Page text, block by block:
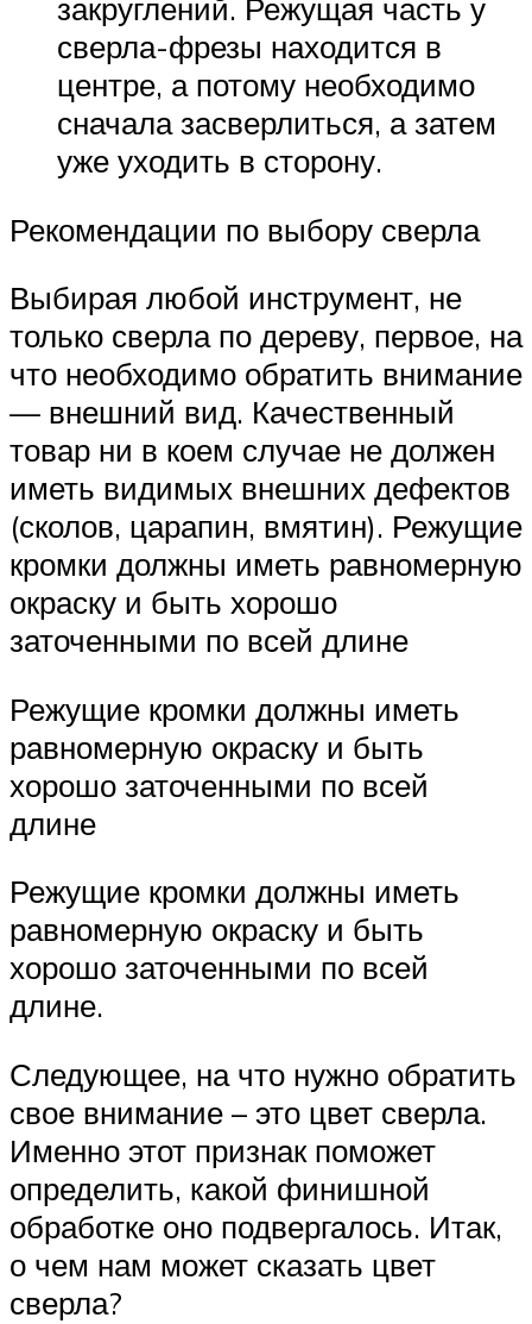
закруглений. Режущая часть у
сверла-фрезы находится в
центре, а потому необходимо
сначала засверлиться, а затем
уже уходить в сторону.
Рекомендации по выбору сверла
Выбирая любой инструмент, не
только сверла по дереву, первое, на
что необходимо обратить внимание
— внешний вид. Качественный
товар ни в коем случае не должен
иметь видимых внешних дефектов
(сколов, царапин, вмятин). Режущие
кромки должны иметь равномерную
окраску и быть хорошо
заточенными по всей длине
Режущие кромки должны иметь
равномерную окраску и быть
хорошо заточенными по всей
длине
Режущие кромки должны иметь
равномерную окраску и быть
хорошо заточенными по всей
длине.
Следующее, на что нужно обратить
свое внимание – это цвет сверла.
Именно этот признак поможет
определить, какой финишной
обработке оно подвергалось. Итак,
о чем нам может сказать цвет
сверла?